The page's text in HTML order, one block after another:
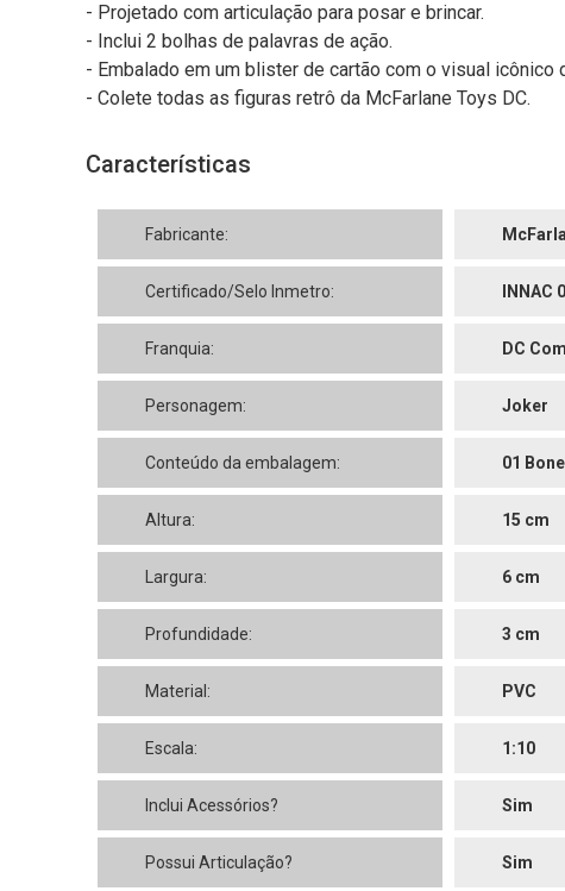
- Projetado com articulação para posar e brincar.
- Inclui 2 bolhas de palavras de ação.
- Embalado em um blister de cartão com o visual
- Colete todas as figuras retrô da McFarlane Toys DC.
Características
Fabricante:
Certificado/Selo Inmetro: INNAC
Franquia: DC
Personagem: Joker
Conteúdo da embalagem: 01
Altura: 15 cm
Largura: 6 cm
Profundidade: 3 cm
Material: PVC
Escala: 1:10
Inclui Acessórios? Sim
Possui Articulação? Sim